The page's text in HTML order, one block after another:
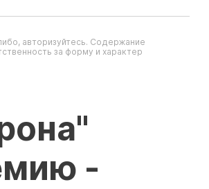
авторизуйтесь. Содержание
за форму и характер
-